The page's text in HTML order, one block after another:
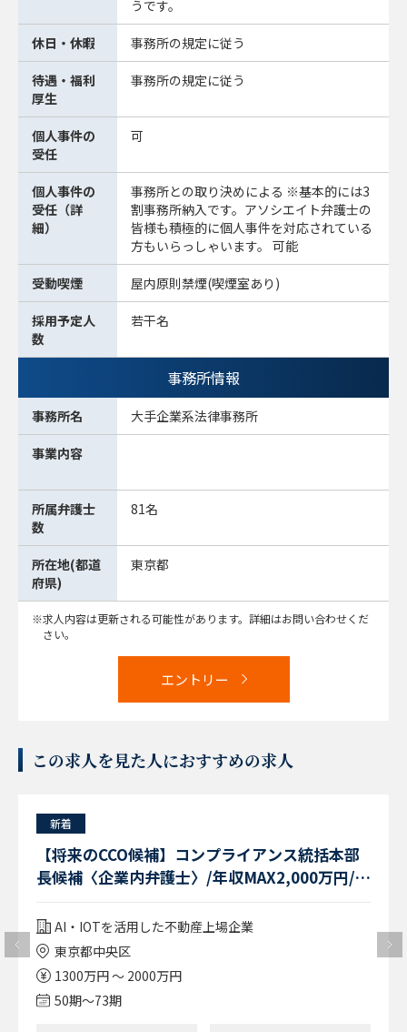
うです。
休日・休暇 事務所の規定に従う
待遇・福利
厚生
事務所の規定に従う
個人事件の
受任
可
個人事件の
受任（詳
細）
事務所との取り決めによる ※基本的には3
割事務所納入です。アソシエイト弁護士の
皆様も積極的に個人事件を対応されている
方もいらっしゃいます。 可能
受動喫煙 屋内原則禁煙(喫煙室あり)
採用予定人
数
若干名
事務所情報
事務所名 大手企業系法律事務所
事業内容
所属弁護士
数
81名
所在地(都道
府県)
東京都
求人内容は更新される可能性があります。詳細はお問い合わせくだ
さい。
エントリー
この求人を見た人におすすめの求人
新着
【将来のCCO候補】コンプライアンス統括本部
長候補〈企業内弁護士〉/年収MAX2,000万円/平
AI・IOTを活用した不動産上場企業
東京都中央区
1300万円 ～ 2000万円
50期〜73期